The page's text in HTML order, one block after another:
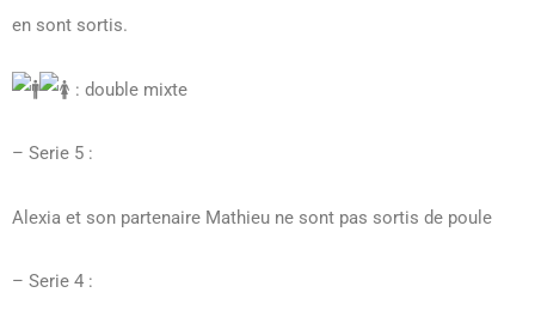
en sont sortis.
: double mixte
– Serie 5 :
Alexia et son partenaire Mathieu ne sont pas sortis de poule
– Serie 4 :